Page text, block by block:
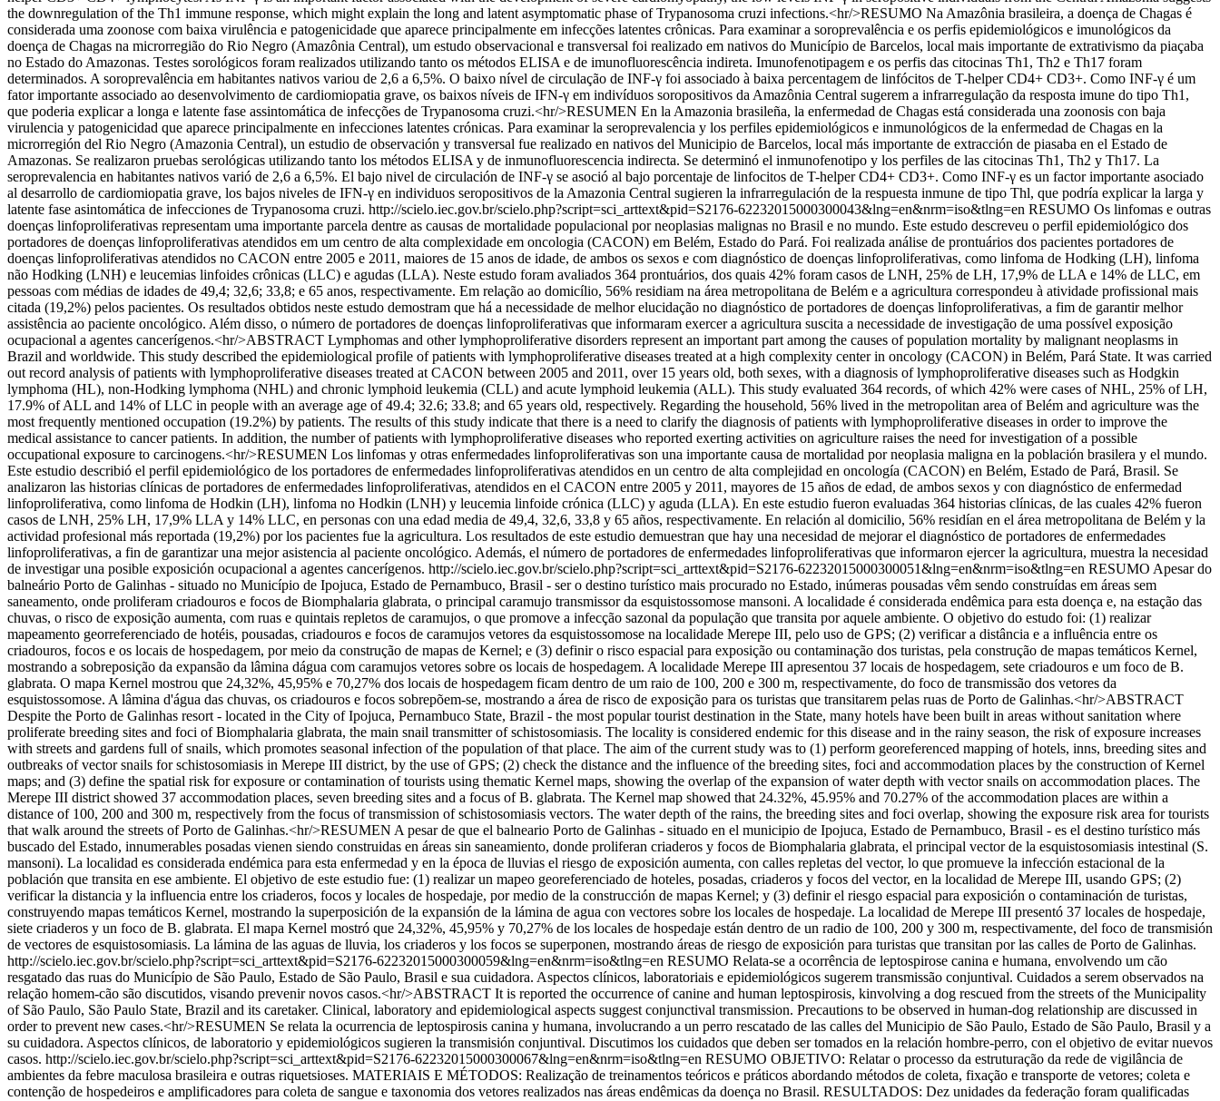
the downregulation of the Th1 immune response, which might explain the long and latent asymptomatic phase of Trypanosoma cruzi infections.<hr/>RESUMO Na Amazônia brasileira, a doença de Chagas é
considerada uma zoonose com baixa virulência e patogenicidade que aparece principalmente em infecções latentes crônicas. Para examinar a soroprevalência e os perfis epidemiológicos e imunológicos da
doença de Chagas na microrregião do Rio Negro (Amazônia Central), um estudo observacional e transversal foi realizado em nativos do Município de Barcelos, local mais importante de extrativismo da piaçaba
no Estado do Amazonas. Testes sorológicos foram realizados utilizando tanto os métodos ELISA e de imunofluorescência indireta. Imunofenotipagem e os perfis das citocinas Th1, Th2 e Th17 foram
determinados. A soroprevalência em habitantes nativos variou de 2,6 a 6,5%. O baixo nível de circulação de INF-γ foi associado à baixa percentagem de linfócitos de T-helper CD4+ CD3+. Como INF-γ é um
fator importante associado ao desenvolvimento de cardiomiopatia grave, os baixos níveis de IFN-γ em indivíduos soropositivos da Amazônia Central sugerem a infrarregulação da resposta imune do tipo Th1,
que poderia explicar a longa e latente fase assintomática de infecções de Trypanosoma cruzi.<hr/>RESUMEN En la Amazonia brasileña, la enfermedad de Chagas está considerada una zoonosis con baja
virulencia y patogenicidad que aparece principalmente en infecciones latentes crónicas. Para examinar la seroprevalencia y los perfiles epidemiológicos e inmunológicos de la enfermedad de Chagas en la
microrregión del Rio Negro (Amazonia Central), un estudio de observación y transversal fue realizado en nativos del Municipio de Barcelos, local más importante de extracción de piasaba en el Estado de
Amazonas. Se realizaron pruebas serológicas utilizando tanto los métodos ELISA y de inmunofluorescencia indirecta. Se determinó el inmunofenotipo y los perfiles de las citocinas Th1, Th2 y Th17. La
seroprevalencia en habitantes nativos varió de 2,6 a 6,5%. El bajo nivel de circulación de INF-γ se asoció al bajo porcentaje de linfocitos de T-helper CD4+ CD3+. Como INF-γ es un factor importante asociado
al desarrollo de cardiomiopatia grave, los bajos niveles de IFN-γ en individuos seropositivos de la Amazonia Central sugieren la infrarregulación de la respuesta inmune de tipo Thl, que podría explicar la larga y
latente fase asintomática de infecciones de Trypanosoma cruzi. http://scielo.iec.gov.br/scielo.php?script=sci_arttext&pid=S2176-62232015000300043&lng=en&nrm=iso&tlng=en RESUMO Os linfomas e outras
doenças linfoproliferativas representam uma importante parcela dentre as causas de mortalidade populacional por neoplasias malignas no Brasil e no mundo. Este estudo descreveu o perfil epidemiológico dos
portadores de doenças linfoproliferativas atendidos em um centro de alta complexidade em oncologia (CACON) em Belém, Estado do Pará. Foi realizada análise de prontuários dos pacientes portadores de
doenças linfoproliferativas atendidos no CACON entre 2005 e 2011, maiores de 15 anos de idade, de ambos os sexos e com diagnóstico de doenças linfoproliferativas, como linfoma de Hodking (LH), linfoma
não Hodking (LNH) e leucemias linfoides crônicas (LLC) e agudas (LLA). Neste estudo foram avaliados 364 prontuários, dos quais 42% foram casos de LNH, 25% de LH, 17,9% de LLA e 14% de LLC, em
pessoas com médias de idades de 49,4; 32,6; 33,8; e 65 anos, respectivamente. Em relação ao domicílio, 56% residiam na área metropolitana de Belém e a agricultura correspondeu à atividade profissional mais
citada (19,2%) pelos pacientes. Os resultados obtidos neste estudo demostram que há a necessidade de melhor elucidação no diagnóstico de portadores de doenças linfoproliferativas, a fim de garantir melhor
assistência ao paciente oncológico. Além disso, o número de portadores de doenças linfoproliferativas que informaram exercer a agricultura suscita a necessidade de investigação de uma possível exposição
ocupacional a agentes cancerígenos.<hr/>ABSTRACT Lymphomas and other lymphoproliferative disorders represent an important part among the causes of population mortality by malignant neoplasms in
Brazil and worldwide. This study described the epidemiological profile of patients with lymphoproliferative diseases treated at a high complexity center in oncology (CACON) in Belém, Pará State. It was carried
out record analysis of patients with lymphoproliferative diseases treated at CACON between 2005 and 2011, over 15 years old, both sexes, with a diagnosis of lymphoproliferative diseases such as Hodgkin
lymphoma (HL), non-Hodking lymphoma (NHL) and chronic lymphoid leukemia (CLL) and acute lymphoid leukemia (ALL). This study evaluated 364 records, of which 42% were cases of NHL, 25% of LH,
17.9% of ALL and 14% of LLC in people with an average age of 49.4; 32.6; 33.8; and 65 years old, respectively. Regarding the household, 56% lived in the metropolitan area of Belém and agriculture was the
most frequently mentioned occupation (19.2%) by patients. The results of this study indicate that there is a need to clarify the diagnosis of patients with lymphoproliferative diseases in order to improve the
medical assistance to cancer patients. In addition, the number of patients with lymphoproliferative diseases who reported exerting activities on agriculture raises the need for investigation of a possible
occupational exposure to carcinogens.<hr/>RESUMEN Los linfomas y otras enfermedades linfoproliferativas son una importante causa de mortalidad por neoplasia maligna en la población brasilera y el mundo.
Este estudio describió el perfil epidemiológico de los portadores de enfermedades linfoproliferativas atendidos en un centro de alta complejidad en oncología (CACON) en Belém, Estado de Pará, Brasil. Se
analizaron las historias clínicas de portadores de enfermedades linfoproliferativas, atendidos en el CACON entre 2005 y 2011, mayores de 15 años de edad, de ambos sexos y con diagnóstico de enfermedad
linfoproliferativa, como linfoma de Hodkin (LH), linfoma no Hodkin (LNH) y leucemia linfoide crónica (LLC) y aguda (LLA). En este estudio fueron evaluadas 364 historias clínicas, de las cuales 42% fueron
casos de LNH, 25% LH, 17,9% LLA y 14% LLC, en personas con una edad media de 49,4, 32,6, 33,8 y 65 años, respectivamente. En relación al domicilio, 56% residían en el área metropolitana de Belém y la
actividad profesional más reportada (19,2%) por los pacientes fue la agricultura. Los resultados de este estudio demuestran que hay una necesidad de mejorar el diagnóstico de portadores de enfermedades
linfoproliferativas, a fin de garantizar una mejor asistencia al paciente oncológico. Además, el número de portadores de enfermedades linfoproliferativas que informaron ejercer la agricultura, muestra la necesidad
de investigar una posible exposición ocupacional a agentes cancerígenos. http://scielo.iec.gov.br/scielo.php?script=sci_arttext&pid=S2176-62232015000300051&lng=en&nrm=iso&tlng=en RESUMO Apesar do
balneário Porto de Galinhas - situado no Município de Ipojuca, Estado de Pernambuco, Brasil - ser o destino turístico mais procurado no Estado, inúmeras pousadas vêm sendo construídas em áreas sem
saneamento, onde proliferam criadouros e focos de Biomphalaria glabrata, o principal caramujo transmissor da esquistossomose mansoni. A localidade é considerada endêmica para esta doença e, na estação das
chuvas, o risco de exposição aumenta, com ruas e quintais repletos de caramujos, o que promove a infecção sazonal da população que transita por aquele ambiente. O objetivo do estudo foi: (1) realizar
mapeamento georreferenciado de hotéis, pousadas, criadouros e focos de caramujos vetores da esquistossomose na localidade Merepe III, pelo uso de GPS; (2) verificar a distância e a influência entre os
criadouros, focos e os locais de hospedagem, por meio da construção de mapas de Kernel; e (3) definir o risco espacial para exposição ou contaminação dos turistas, pela construção de mapas temáticos Kernel,
mostrando a sobreposição da expansão da lâmina dágua com caramujos vetores sobre os locais de hospedagem. A localidade Merepe III apresentou 37 locais de hospedagem, sete criadouros e um foco de B.
glabrata. O mapa Kernel mostrou que 24,32%, 45,95% e 70,27% dos locais de hospedagem ficam dentro de um raio de 100, 200 e 300 m, respectivamente, do foco de transmissão dos vetores da
esquistossomose. A lâmina d'água das chuvas, os criadouros e focos sobrepõem-se, mostrando a área de risco de exposição para os turistas que transitarem pelas ruas de Porto de Galinhas.<hr/>ABSTRACT
Despite the Porto de Galinhas resort - located in the City of Ipojuca, Pernambuco State, Brazil - the most popular tourist destination in the State, many hotels have been built in areas without sanitation where
proliferate breeding sites and foci of Biomphalaria glabrata, the main snail transmitter of schistosomiasis. The locality is considered endemic for this disease and in the rainy season, the risk of exposure increases
with streets and gardens full of snails, which promotes seasonal infection of the population of that place. The aim of the current study was to (1) perform georeferenced mapping of hotels, inns, breeding sites and
outbreaks of vector snails for schistosomiasis in Merepe III district, by the use of GPS; (2) check the distance and the influence of the breeding sites, foci and accommodation places by the construction of Kernel
maps; and (3) define the spatial risk for exposure or contamination of tourists using thematic Kernel maps, showing the overlap of the expansion of water depth with vector snails on accommodation places. The
Merepe III district showed 37 accommodation places, seven breeding sites and a focus of B. glabrata. The Kernel map showed that 24.32%, 45.95% and 70.27% of the accommodation places are within a
distance of 100, 200 and 300 m, respectively from the focus of transmission of schistosomiasis vectors. The water depth of the rains, the breeding sites and foci overlap, showing the exposure risk area for tourists
that walk around the streets of Porto de Galinhas.<hr/>RESUMEN A pesar de que el balneario Porto de Galinhas - situado en el municipio de Ipojuca, Estado de Pernambuco, Brasil - es el destino turístico más
buscado del Estado, innumerables posadas vienen siendo construidas en áreas sin saneamiento, donde proliferan criaderos y focos de Biomphalaria glabrata, el principal vector de la esquistosomiasis intestinal (S.
mansoni). La localidad es considerada endémica para esta enfermedad y en la época de lluvias el riesgo de exposición aumenta, con calles repletas del vector, lo que promueve la infección estacional de la
población que transita en ese ambiente. El objetivo de este estudio fue: (1) realizar un mapeo georeferenciado de hoteles, posadas, criaderos y focos del vector, en la localidad de Merepe III, usando GPS; (2)
verificar la distancia y la influencia entre los criaderos, focos y locales de hospedaje, por medio de la construcción de mapas Kernel; y (3) definir el riesgo espacial para exposición o contaminación de turistas,
construyendo mapas temáticos Kernel, mostrando la superposición de la expansión de la lámina de agua con vectores sobre los locales de hospedaje. La localidad de Merepe III presentó 37 locales de hospedaje,
siete criaderos y un foco de B. glabrata. El mapa Kernel mostró que 24,32%, 45,95% y 70,27% de los locales de hospedaje están dentro de un radio de 100, 200 y 300 m, respectivamente, del foco de transmisión
de vectores de esquistosomiasis. La lámina de las aguas de lluvia, los criaderos y los focos se superponen, mostrando áreas de riesgo de exposición para turistas que transitan por las calles de Porto de Galinhas.
http://scielo.iec.gov.br/scielo.php?script=sci_arttext&pid=S2176-62232015000300059&lng=en&nrm=iso&tlng=en RESUMO Relata-se a ocorrência de leptospirose canina e humana, envolvendo um cão
resgatado das ruas do Município de São Paulo, Estado de São Paulo, Brasil e sua cuidadora. Aspectos clínicos, laboratoriais e epidemiológicos sugerem transmissão conjuntival. Cuidados a serem observados na
relação homem-cão são discutidos, visando prevenir novos casos.<hr/>ABSTRACT It is reported the occurrence of canine and human leptospirosis, kinvolving a dog rescued from the streets of the Municipality
of São Paulo, São Paulo State, Brazil and its caretaker. Clinical, laboratory and epidemiological aspects suggest conjunctival transmission. Precautions to be observed in human-dog relationship are discussed in
order to prevent new cases.<hr/>RESUMEN Se relata la ocurrencia de leptospirosis canina y humana, involucrando a un perro rescatado de las calles del Municipio de São Paulo, Estado de São Paulo, Brasil y a
su cuidadora. Aspectos clínicos, de laboratorio y epidemiológicos sugieren la transmisión conjuntival. Discutimos los cuidados que deben ser tomados en la relación hombre-perro, con el objetivo de evitar nuevos
casos. http://scielo.iec.gov.br/scielo.php?script=sci_arttext&pid=S2176-62232015000300067&lng=en&nrm=iso&tlng=en RESUMO OBJETIVO: Relatar o processo da estruturação da rede de vigilância de
ambientes da febre maculosa brasileira e outras riquetsioses. MATERIAIS E MÉTODOS: Realização de treinamentos teóricos e práticos abordando métodos de coleta, fixação e transporte de vetores; coleta e
contenção de hospedeiros e amplificadores para coleta de sangue e taxonomia dos vetores realizados nas áreas endêmicas da doença no Brasil. RESULTADOS: Dez unidades da federação foram qualificadas